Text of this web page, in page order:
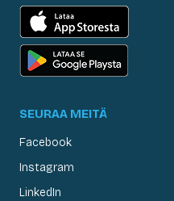
SEURAA MEITÄ
Facebook
Instagram
LinkedIn